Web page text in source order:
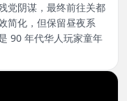
党阴谋，最终前往关都
简化，但保留昼夜系
90 年代华人玩家童年